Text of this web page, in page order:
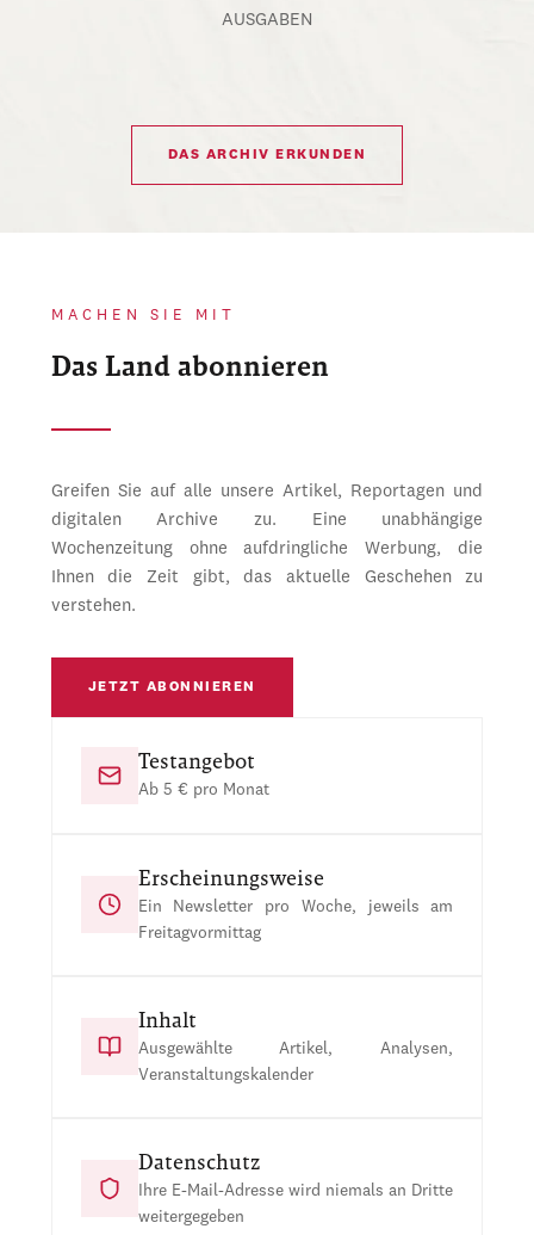
AUSGABEN
DAS ARCHIV ERKUNDEN
MACHEN SIE MIT
Das Land abonnieren
Greifen Sie auf alle unsere Artikel, Reportagen und
digitalen Archive zu. Eine unabhängige
Wochenzeitung ohne aufdringliche Werbung, die
Ihnen die Zeit gibt, das aktuelle Geschehen zu
verstehen.
JETZT ABONNIEREN
Testangebot
Ab 5 € pro Monat
Erscheinungsweise
Ein Newsletter pro Woche, jeweils am
Freitagvormittag
Inhalt
Ausgewählte Artikel, Analysen,
Veranstaltungskalender
Datenschutz
Ihre E-Mail-Adresse wird niemals an Dritte
weitergegeben